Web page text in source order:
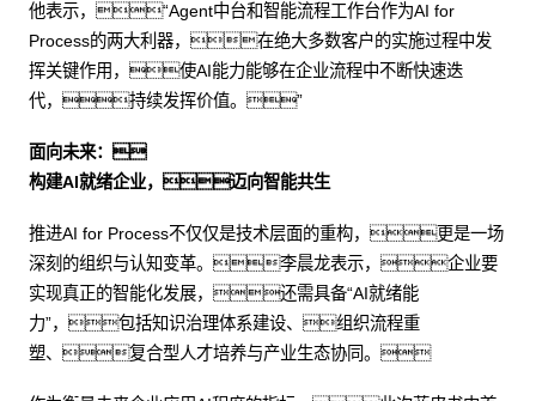
他表示，“Agent中台和智能流程工作台作为AI for
Process的两大利器，在绝大多数客户的实施过程中发
挥关键作用，使AI能力能够在企业流程中不断快速迭
代，持续发挥价值。”
面向未来：
构建AI就绪企业，迈向智能共生
推进AI for Process不仅仅是技术层面的重构，更是一场
深刻的组织与认知变革。李晨龙表示，企业要
实现真正的智能化发展，还需具备“AI就绪能
力”，包括知识治理体系建设、组织流程重
塑、复合型人才培养与产业生态协同。